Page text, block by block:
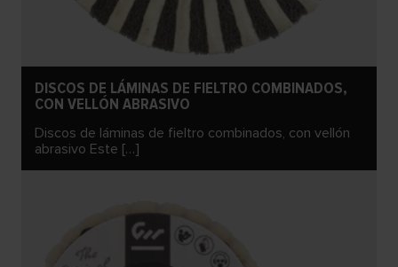
DISCOS DE LÁMINAS DE FIELTRO COMBINADOS,
CON VELLÓN ABRASIVO
Discos de láminas de fieltro combinados, con vellón
abrasivo Este […]